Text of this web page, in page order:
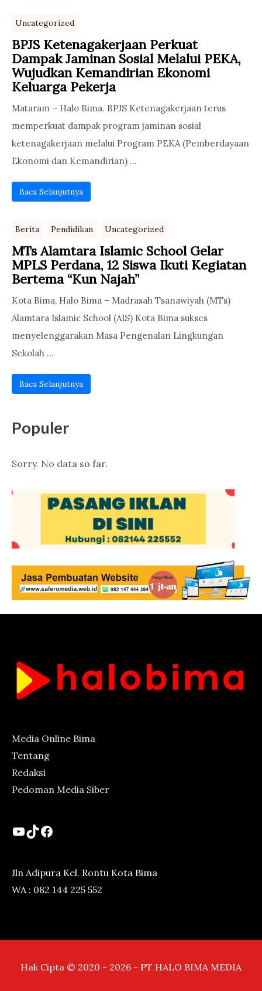
Uncategorized
BPJS Ketenagakerjaan Perkuat
Dampak Jaminan Sosial Melalui PEKA,
Wujudkan Kemandirian Ekonomi
Keluarga Pekerja
Mataram – Halo Bima. BPJS Ketenagakerjaan terus
memperkuat dampak program jaminan sosial
ketenagakerjaan melalui Program PEKA (Pemberdayaan
Ekonomi dan Kemandirian) ...
Baca Selanjutnya
Berita Pendidikan Uncategorized
MTs Alamtara Islamic School Gelar
MPLS Perdana, 12 Siswa Ikuti Kegiatan
Bertema “Kun Najah”
Kota Bima, Halo Bima – Madrasah Tsanawiyah (MTs)
Alamtara Islamic School (AIS) Kota Bima sukses
menyelenggarakan Masa Pengenalan Lingkungan
Sekolah ...
Baca Selanjutnya
Populer
Sorry. No data so far.
Media Online Bima
Tentang
Redaksi
Pedoman Media Siber
YouTube
TikTok
Facebook
Jln Adipura Kel. Rontu Kota Bima
WA : 082 144 225 552
Hak Cipta © 2020 - 2026 - PT HALO BIMA MEDIA